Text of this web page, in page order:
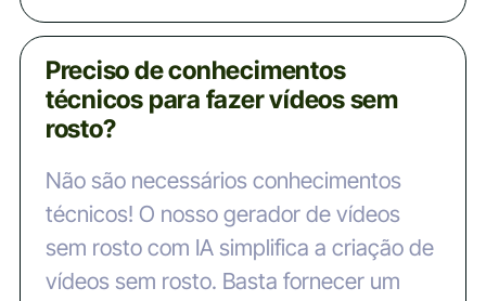
Preciso de conhecimentos
técnicos para fazer vídeos sem
rosto?
Não são necessários conhecimentos
técnicos! O nosso gerador de vídeos
sem rosto com IA simplifica a criação de
vídeos sem rosto. Basta fornecer um